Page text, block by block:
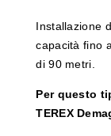
Installazione
capacità fino
di 90 metri.
Per questo
TEREX